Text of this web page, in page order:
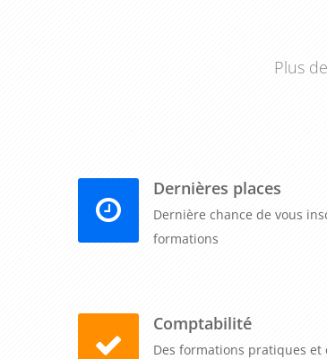
gestion financière, la formation leur
Plus
Dernières places
Dernière chance de vous
formations
Comptabilité
Des formations pratiques et